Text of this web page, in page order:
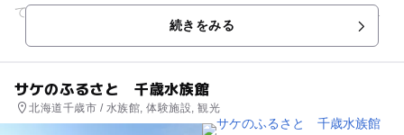
ているので快適に海水浴が楽しめます。海岸の遊歩道は車いす
の人も通れるようにバリアフ...続きをみる
サケのふるさと 千歳水族館
北海道千歳市 / 水族館, 体験施設, 観光